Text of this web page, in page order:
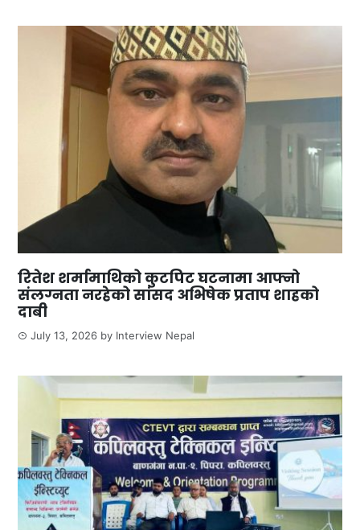
रितेश शर्मामाथिको कुटपिट घटनामा आफ्नो
संलग्नता नरहेको सांसद अभिषेक प्रताप शाहको
दाबी
July 13, 2026 by Interview Nepal